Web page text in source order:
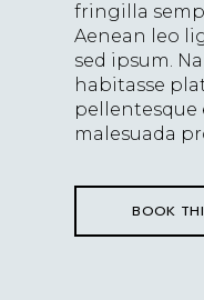
fringilla
Aenean leo
sed ipsum.
habitasse
pellentesque
malesuada
BOOK